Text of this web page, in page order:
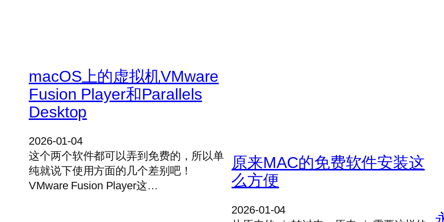
macOS上的虚拟机VMware
Fusion Player和Parallels
Desktop
2026-01-04
这个两个软件都可以弄到免费的，所以单
纯就说下使用方面的几个差别吧！
VMware Fusion Player这…
原来MAC的免费软件安装这
么方便
2026-01-04